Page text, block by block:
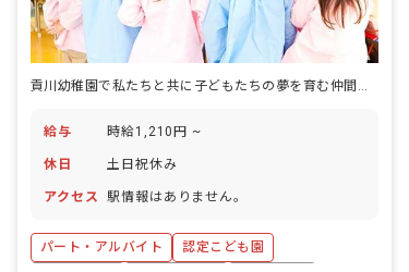
給与 時給1,210円 ~
休日 土日祝休み
アクセス 駅情報はありません。
パート・アルバイト
認定こども園